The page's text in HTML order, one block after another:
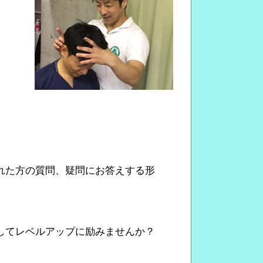
方の質問、疑問にお答えする形
レベルアップに励みませんか？